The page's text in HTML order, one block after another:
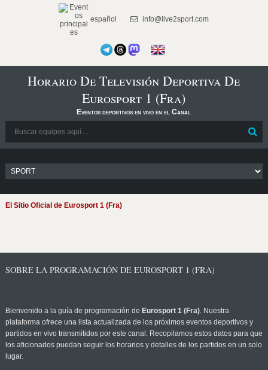
español info@live2sport.com
Horario De Televisión Deportiva De
Eurosport 1 (Fra)
Eventos deportivos en vivo en el Canal
El Sitio Oficial de Eurosport 1 (Fra)
SOBRE LA PROGRAMACIÓN DE EUROSPORT 1 (FRA)
Bienvenido a la guía de programación de Eurosport 1 (Fra). Nuestra
plataforma ofrece una lista actualizada de los próximos eventos deportivos y
partidos en vivo transmitidos por este canal. Recopilamos estos datos para que
los aficionados puedan seguir los horarios y detalles de los partidos en un solo
lugar.